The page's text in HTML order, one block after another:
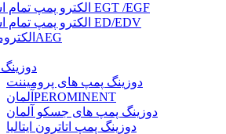
الکترو پمپ تمام استیل EGT /EGF
الکترو پمپ تمام استیل ED/EDV
الکتروموتورAEG
دوزینگ پمپ های پرومیننت
آلمانPEROMINENT
دوزینگ پمپ های جسکو آلمان
دوزینگ پمپ اتاترون ایتالیا